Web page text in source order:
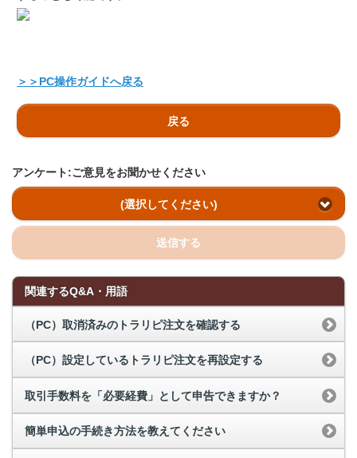
＞＞PC操作ガイドへ戻る
戻る
アンケート:ご意見をお聞かせください
(選択してください)
送信する
関連するQ&A・用語
（PC）取消済みのトラリピ注文を確認する
（PC）設定しているトラリピ注文を再設定する
取引手数料を「必要経費」として申告できますか？
簡単申込の手続き方法を教えてください